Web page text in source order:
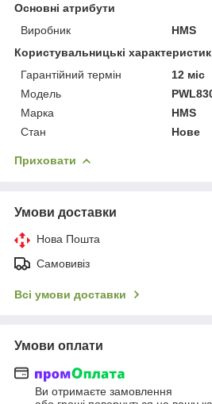
Основні атрибути
Виробник
HMS
Користувальницькі
Гарантійний термін
12 міс
Мoдель
Марка
HMS
Стан
Нове
Приховати
Умови доставки
Нова Пошта
Самовивіз
Всі умови доставки
Умови оплати
Ви отримаєте замовлення